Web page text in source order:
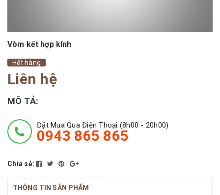
Vòm kết hợp kính
Hết hàng
Liên hệ
MÔ TẢ:
Đặt Mua Qua Điện Thoại (8h00 - 20h00)
0943 865 865
Chia sẻ:
THÔNG TIN SẢN PHẨM